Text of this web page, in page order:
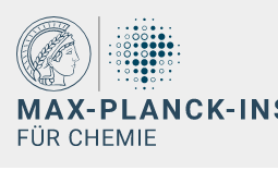
Hauptinhalt